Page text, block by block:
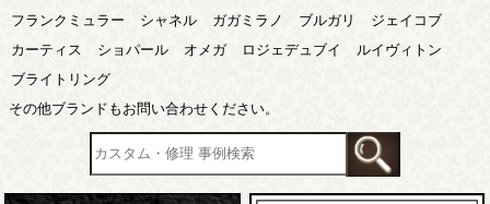
フランクミュラー
シャネル ガガミラノ ブルガリ
ジェイコブ
カーティス
ショパール オメガ ロジェデュブイ
ルイヴィトン
ブライトリング
その他ブランドもお問い合わせください。